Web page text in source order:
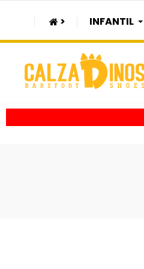
> INFANTIL